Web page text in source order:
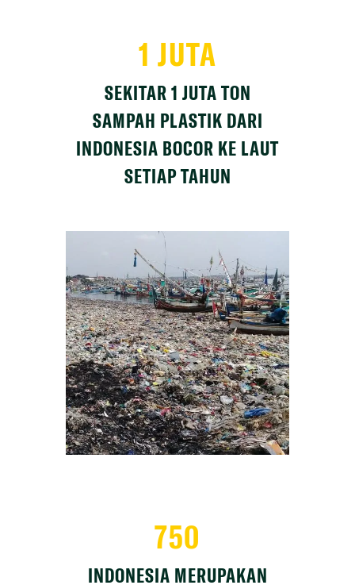
1 JUTA
SEKITAR 1 JUTA TON
SAMPAH PLASTIK DARI
INDONESIA BOCOR KE LAUT
SETIAP TAHUN
750
INDONESIA MERUPAKAN